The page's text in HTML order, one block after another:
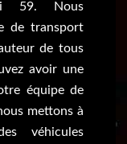
59. Nous
de transport
de tous
avoir une
équipe de
mettons à
véhicules